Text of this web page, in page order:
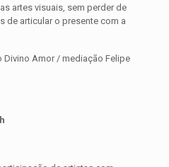
artes visuais, sem perder de
de articular o presente com a
Divino Amor / mediação Felipe